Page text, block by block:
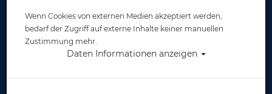
anderen über die Zwecke und Mittel der
Verarbeitung von personenbezogenen Daten
entscheidet.
Besuch unserer Website
Wenn Cookies von externen Medien akzeptiert werden,
bedarf der Zugriff auf externe Inhalte keiner manuellen
Zustimmung mehr.
Daten Informationen anzeigen